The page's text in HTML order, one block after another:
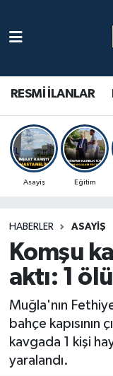
RESMİ İLANLAR
Asayiş Eğitim
HABERLER ASAYIŞ
Komşu
aktı: 1
Muğla'nın
bahçe kapısının
kavgada 1 kişi
yaralandı.
Gündem
Güncel
Spor
Ulusal
Vefat Edenler